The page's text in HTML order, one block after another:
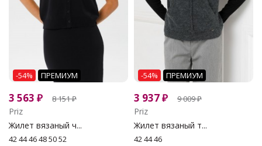
-54% ПРЕМИУМ
3 563 ₽ 8 151₽
Priz
Жилет вязаный ч...
42 44 46 48 50 52
-54% ПРЕМИУМ
3 937₽ 9 009₽
Priz
Жилет вязаный т...
42 44 46